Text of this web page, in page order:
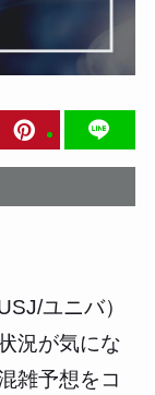
ユニバ）
況が気にな
雑予想をコ